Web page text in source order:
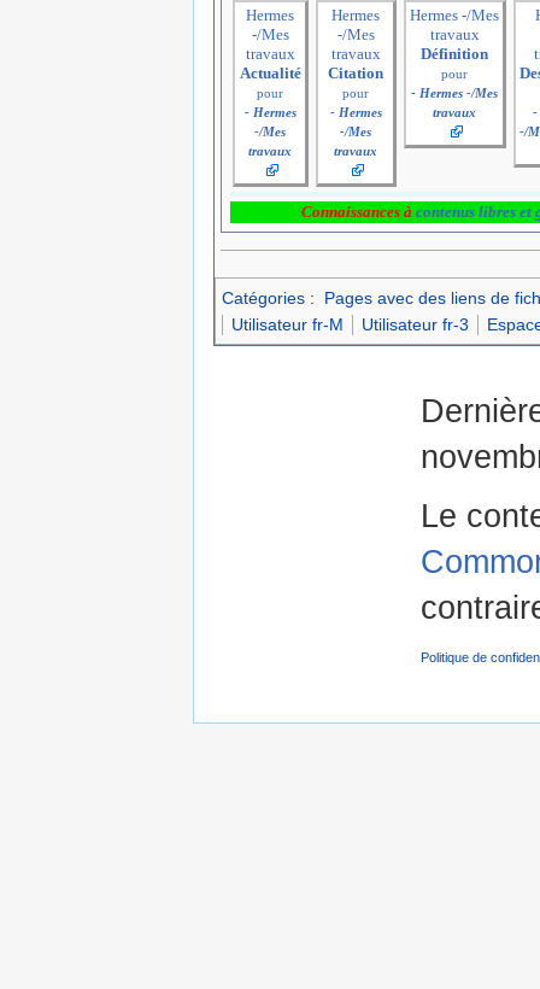
Hermes
-/Mes
travaux
Actualité
pour
- Hermes
-/Mes
travaux
Hermes
-/Mes
travaux
Citation
pour
- Hermes
-/Mes
travaux
Hermes -/Mes
travaux
Définition
pour
- Hermes -/Mes
travaux
-
-/
Connaissances à contenus libres et
Catégories :
Pages avec des liens de
Utilisateur fr-M
Utilisateur fr-3
Le
Politique de